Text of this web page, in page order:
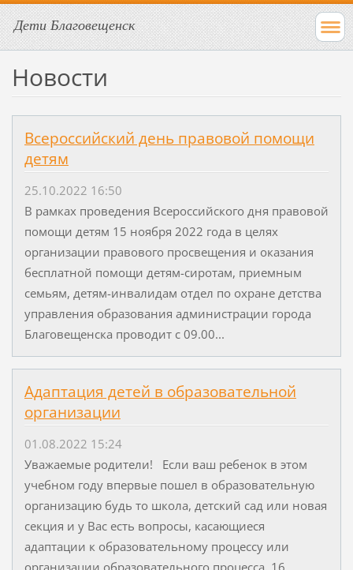
Дети Благовещенск
Новости
Всероссийский день правовой помощи
детям
25.10.2022 16:50
В рамках проведения Всероссийского дня правовой
помощи детям 15 ноября 2022 года в целях
организации правового просвещения и оказания
бесплатной помощи детям-сиротам, приемным
семьям, детям-инвалидам отдел по охране детства
управления образования администрации города
Благовещенска проводит с 09.00...
Адаптация детей в образовательной
организации
01.08.2022 15:24
Уважаемые родители! Если ваш ребенок в этом
учебном году впервые пошел в образовательную
организацию будь то школа, детский сад или новая
секция и у Вас есть вопросы, касающиеся
адаптации к образовательному процессу или